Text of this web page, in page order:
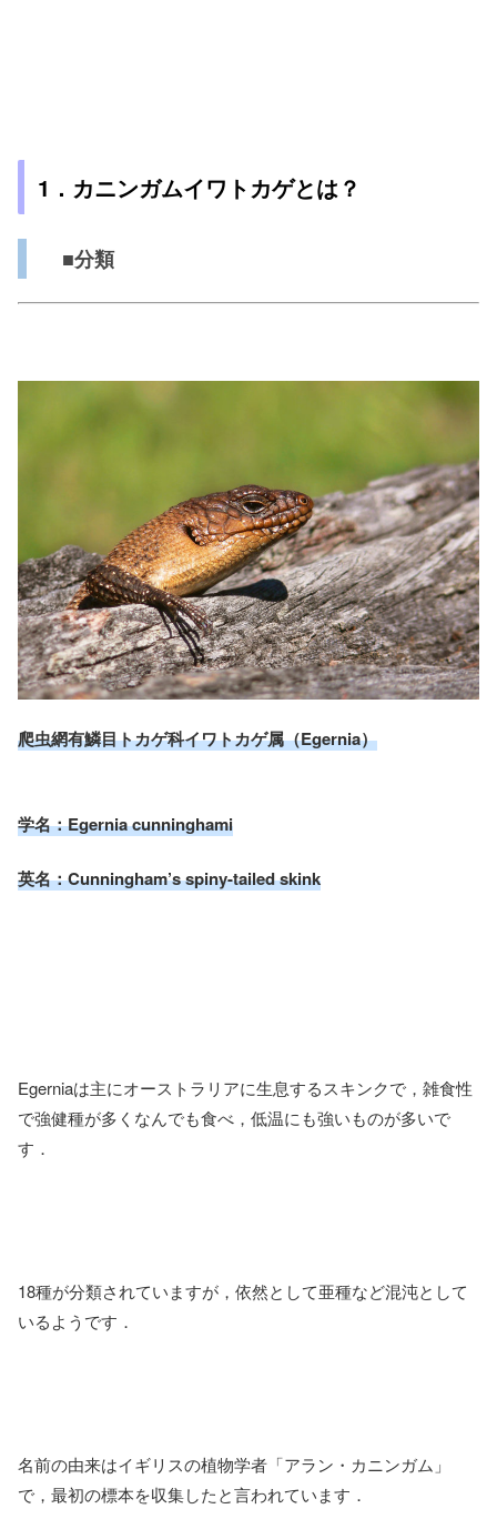
1．カニンガムイワトカゲとは？
■分類
爬虫網有鱗目トカゲ科イワトカゲ属（Egernia）
学名：Egernia cunninghami
英名：Cunningham’s spiny-tailed skink
Egerniaは主にオーストラリアに生息するスキンクで，雑食性
で強健種が多くなんでも食べ，低温にも強いものが多いで
す．
18種が分類されていますが，依然として亜種など混沌として
いるようです．
名前の由来はイギリスの植物学者「アラン・カニンガム」
で，最初の標本を収集したと言われています．